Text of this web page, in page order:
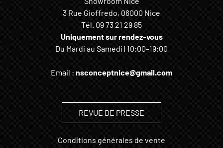
3 Rue Gioffredo, 06000 Nice
Tél. 09 73 21 29 85
Uniquement sur rendez-vous
Du Mardi au Samedi | 10:00–19:00
Email : nsconceptnice@gmail.com
REVUE DE PRESSE
Conditions générales de vente